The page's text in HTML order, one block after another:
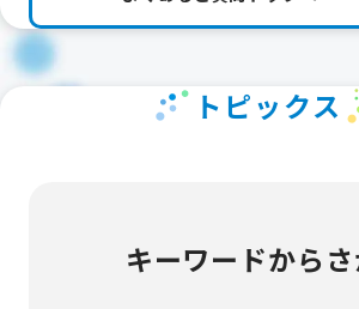
トピックス
キーワードから